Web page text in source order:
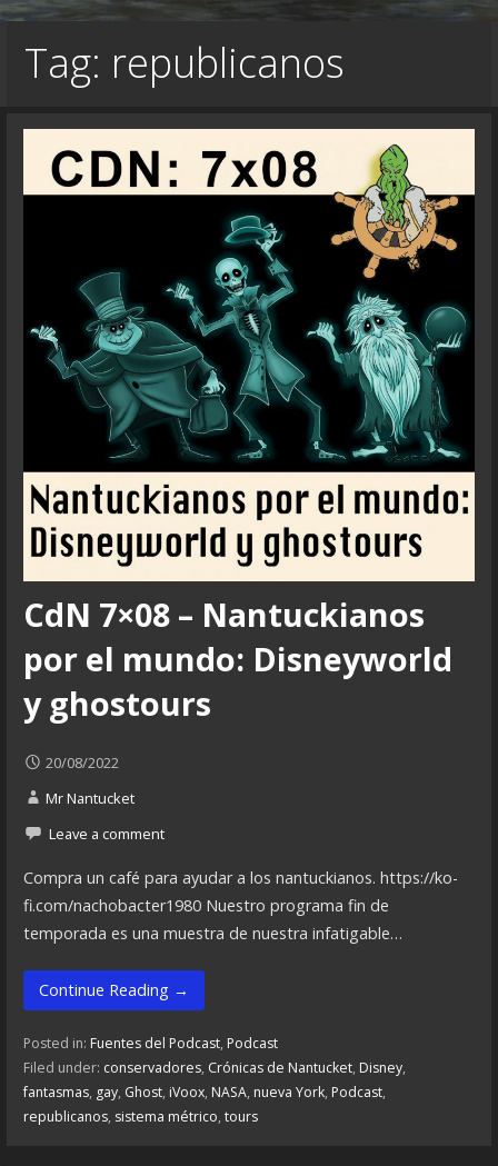
Tag: republicanos
CdN 7×08 – Nantuckianos
por el mundo: Disneyworld
y ghostours
20/08/2022
Mr Nantucket
Leave a comment
Compra un café para ayudar a los nantuckianos. https://ko-
fi.com/nachobacter1980 Nuestro programa fin de
temporada es una muestra de nuestra infatigable…
Continue Reading →
Posted in: Fuentes del Podcast, Podcast
Filed under: conservadores, Crónicas de Nantucket, Disney,
fantasmas, gay, Ghost, iVoox, NASA, nueva York, Podcast,
republicanos, sistema métrico, tours